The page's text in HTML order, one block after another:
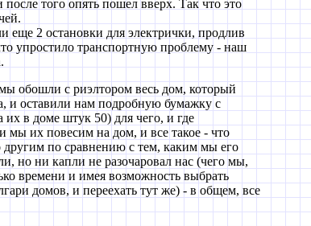
того опять пошел вверх. Так что это
2 остановки для электрички, продлив
упростило транспортную проблему - наш
обошли с риэлтором весь дом, который
и оставили нам подробную бумажку с
их в доме штук 50) для чего, и где
мы их повесим на дом, и все такое - что
другим по сравнению с тем, каким мы его
но ни капли не разочаровал нас (чего мы,
времени и имея возможность выбрать
домов, и переехать тут же) - в общем, все